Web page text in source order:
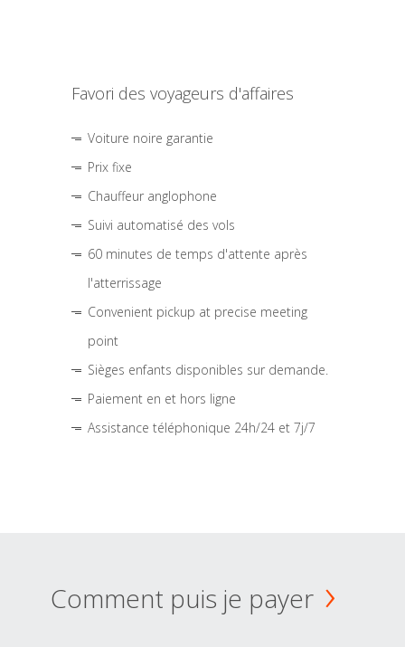
Favori des voyageurs d'affaires
Voiture noire garantie
Prix fixe
Chauffeur anglophone
Suivi automatisé des vols
60 minutes de temps d'attente après
l'atterrissage
Convenient pickup at precise meeting
point
Sièges enfants disponibles sur demande.
Paiement en et hors ligne
Assistance téléphonique 24h/24 et 7j/7
Comment puis je payer